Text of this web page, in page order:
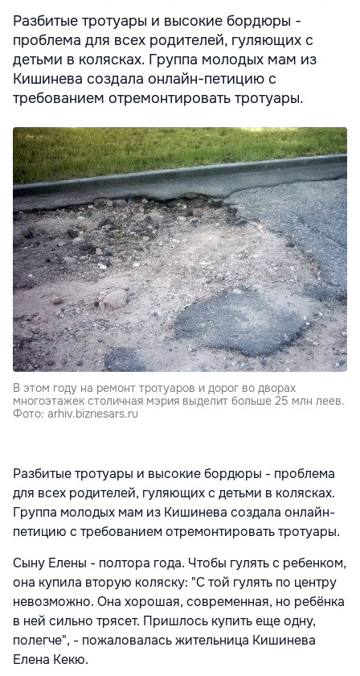
Разбитые тротуары и высокие бордюры -
проблема для всех родителей, гуляющих с
детьми в колясках. Группа молодых мам из
Кишинева создала онлайн-петицию с
требованием отремонтировать тротуары.
В этом году на ремонт тротуаров и дорог во дворах
многоэтажек столичная мэрия выделит больше 25 млн леев.
Фото: arhiv.biznesars.ru
Разбитые тротуары и высокие бордюры - проблема
для всех родителей, гуляющих с детьми в колясках.
Группа молодых мам из Кишинева создала онлайн-
петицию с требованием отремонтировать тротуары.
Сыну Елены - полтора года. Чтобы гулять с ребенком,
она купила вторую коляску: "С той гулять по центру
невозможно. Она хорошая, современная, но ребёнка
в ней сильно трясет. Пришлось купить еще одну,
полегче", - пожаловалась жительница Кишинева
Елена Кекю.